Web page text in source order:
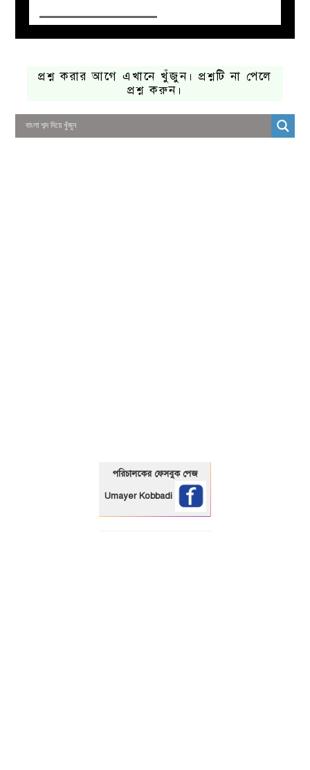
প্রশ্ন করার আগে এখানে খুঁজুন। প্রশ্নটি না পেলে
প্রশ্ন করুন।
পরিচালকের ফেসবুক পেজ
Umayer Kobbadi